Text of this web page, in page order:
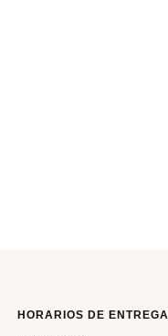
HORARIOS DE ENTREGA